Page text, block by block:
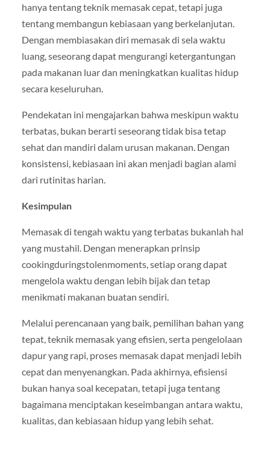
hanya tentang teknik memasak cepat, tetapi juga
tentang membangun kebiasaan yang berkelanjutan.
Dengan membiasakan diri memasak di sela waktu
luang, seseorang dapat mengurangi ketergantungan
pada makanan luar dan meningkatkan kualitas hidup
secara keseluruhan.
Pendekatan ini mengajarkan bahwa meskipun waktu
terbatas, bukan berarti seseorang tidak bisa tetap
sehat dan mandiri dalam urusan makanan. Dengan
konsistensi, kebiasaan ini akan menjadi bagian alami
dari rutinitas harian.
Kesimpulan
Memasak di tengah waktu yang terbatas bukanlah hal
yang mustahil. Dengan menerapkan prinsip
cookingduringstolenmoments, setiap orang dapat
mengelola waktu dengan lebih bijak dan tetap
menikmati makanan buatan sendiri.
Melalui perencanaan yang baik, pemilihan bahan yang
tepat, teknik memasak yang efisien, serta pengelolaan
dapur yang rapi, proses memasak dapat menjadi lebih
cepat dan menyenangkan. Pada akhirnya, efisiensi
bukan hanya soal kecepatan, tetapi juga tentang
bagaimana menciptakan keseimbangan antara waktu,
kualitas, dan kebiasaan hidup yang lebih sehat.